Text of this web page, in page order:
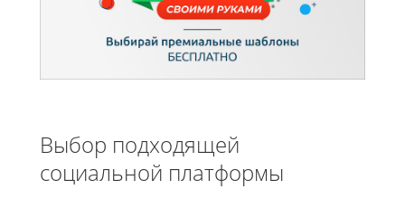
Выбор подходящей
социальной платформы